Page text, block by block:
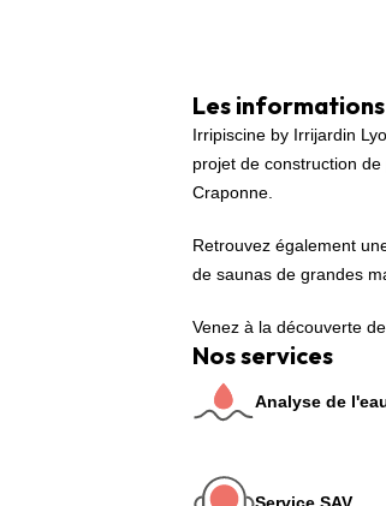
Les
Irripiscine by Irrijardin
projet de construction
Craponne.
Retrouvez également
de saunas de grandes
Venez à la découverte
Nos services
Analyse de
Service SAV